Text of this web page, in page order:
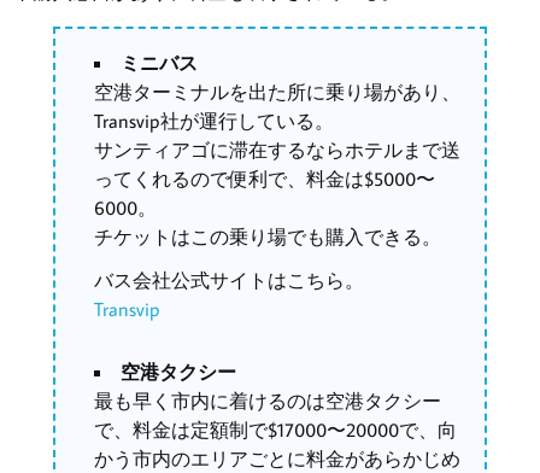
ミニバス
空港ターミナルを出た所に乗り場があり、
Transvip社が運行している。
サンティアゴに滞在するならホテルまで送
ってくれるので便利で、料金は$5000〜
6000。
チケットはこの乗り場でも購入できる。
バス会社公式サイトはこちら。
Transvip
空港タクシー
最も早く市内に着けるのは空港タクシー
で、料金は定額制で$17000〜20000で、向
かう市内のエリアごとに料金があらかじめ